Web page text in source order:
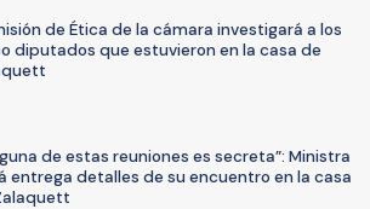
de Ética de la cámara investigará a los
diputados que estuvieron en la casa de
de estas reuniones es secreta”: Ministra
entrega detalles de su encuentro en la casa